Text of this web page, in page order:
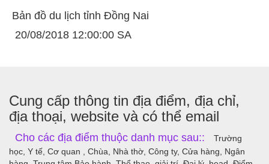
Bản đồ du lịch tỉnh Đồng Nai
20/08/2018 12:00:00 SA
Cung cấp thông tin địa điểm, địa chỉ,
địa thoại, website và có thể email
Cho các địa điểm thuộc danh mục sau::
Trường
học, Y tế, Cơ quan , Chùa, Nhà thờ, Công ty, Cửa hàng, Ngân